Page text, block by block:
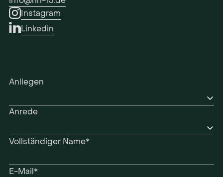
Instagram
Linkedin
Anliegen
Anrede
Vollständiger Name*
E-Mail*